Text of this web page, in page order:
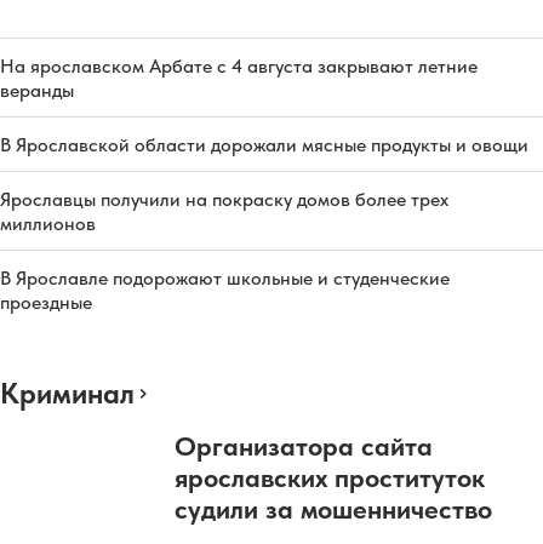
На ярославском Арбате с 4 августа закрывают летние
веранды
В Ярославской области дорожали мясные продукты и овощи
Ярославцы получили на покраску домов более трех
миллионов
В Ярославле подорожают школьные и студенческие
проездные
Криминал
Организатора сайта
ярославских проституток
судили за мошенничество